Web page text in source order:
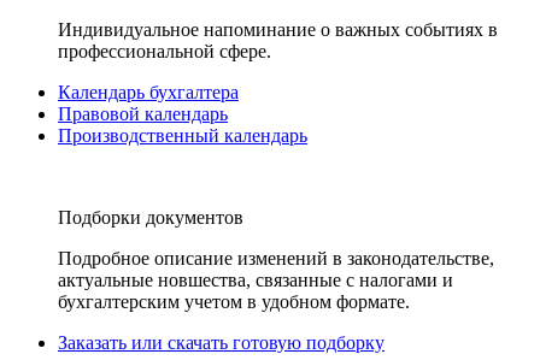
Индивидуальное напоминание о важных событиях в
профессиональной сфере.
Календарь бухгалтера
Правовой календарь
Производственный календарь
Подборки документов
Подробное описание изменений в законодательстве,
актуальные новшества, связанные с налогами и
бухгалтерским учетом в удобном формате.
Заказать или скачать готовую подборку